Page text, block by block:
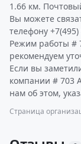
1.66 км.
Вы можете
телефону
Режим работы
рекомендуем
Если вы
компании #
нам об этом,
Страница